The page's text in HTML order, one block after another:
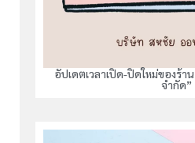
อัปเดตเวลาเปิด-ปิดใหม่ของร้
จำกัด”